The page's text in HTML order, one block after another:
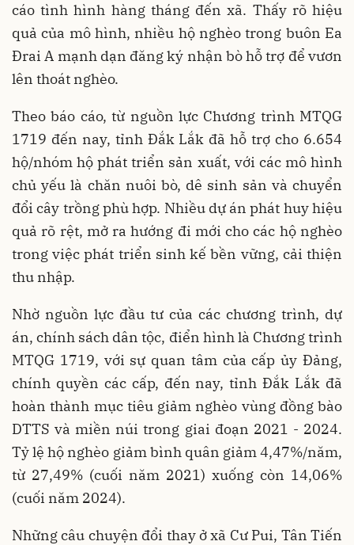
cáo tình hình hàng tháng đến xã. Thấy rõ hiệu
quả của mô hình, nhiều hộ nghèo trong buôn Ea
Đrai A mạnh dạn đăng ký nhận bò hỗ trợ để vươn
lên thoát nghèo.
Theo báo cáo, từ nguồn lực Chương trình MTQG
1719 đến nay, tỉnh Đắk Lắk đã hỗ trợ cho 6.654
hộ/nhóm hộ phát triển sản xuất, với các mô hình
chủ yếu là chăn nuôi bò, dê sinh sản và chuyển
đổi cây trồng phù hợp. Nhiều dự án phát huy hiệu
quả rõ rệt, mở ra hướng đi mới cho các hộ nghèo
trong việc phát triển sinh kế bền vững, cải thiện
thu nhập.
Nhờ nguồn lực đầu tư của các chương trình, dự
án, chính sách dân tộc, điển hình là Chương trình
MTQG 1719, với sự quan tâm của cấp ủy Đảng,
chính quyền các cấp, đến nay, tỉnh Đắk Lắk đã
hoàn thành mục tiêu giảm nghèo vùng đồng bào
DTTS và miền núi trong giai đoạn 2021 - 2024.
Tỷ lệ hộ nghèo giảm bình quân giảm 4,47%/năm,
từ 27,49% (cuối năm 2021) xuống còn 14,06%
(cuối năm 2024).
Những câu chuyện đổi thay ở xã Cư Pui, Tân Tiến